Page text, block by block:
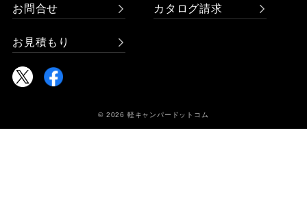
お問合せ カタログ請求
お見積もり
© 2026 軽キャンパードットコム